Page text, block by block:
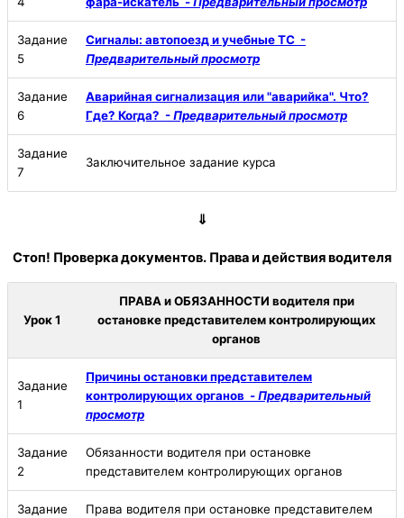
Задание
5
Сигналы: автопоезд и учебные ТС -
Предварительный просмотр
Задание
6
Аварийная сигнализация или "аварийка". Что?
Где? Когда? -Предварительный просмотр
Задание
7
Заключительное задание курса
⇓
Стоп! Проверка документов. Права и действия водителя
Урок 1
ПРАВА и ОБЯЗАННОСТИ водителя при
остановке представителем контролирующих
органов
Задание
1
Причины остановки представителем
контролирующих органов -Предварительный
просмотр
Задание
2
Обязанности водителя при остановке
представителем контролирующих органов
Задание
Права водителя при остановке представителем